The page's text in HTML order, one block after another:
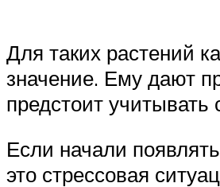
Для таких растений
значение. Ему дают
предстоит
Если начали
это стрессовая